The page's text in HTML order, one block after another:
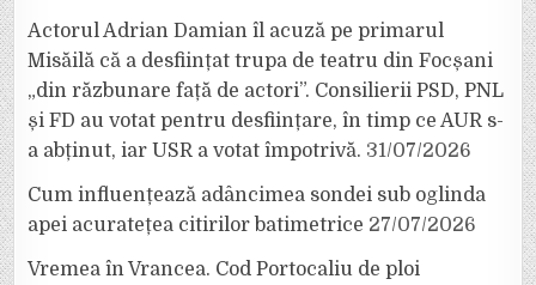
Actorul Adrian Damian îl acuză pe primarul
Misăilă că a desființat trupa de teatru din Focșani
„din răzbunare față de actori”. Consilierii PSD, PNL
și FD au votat pentru desființare, în timp ce AUR s-
a abținut, iar USR a votat împotrivă. 31/07/2026
Cum influențează adâncimea sondei sub oglinda
apei acuratețea citirilor batimetrice 27/07/2026
Vremea în Vrancea. Cod Portocaliu de ploi